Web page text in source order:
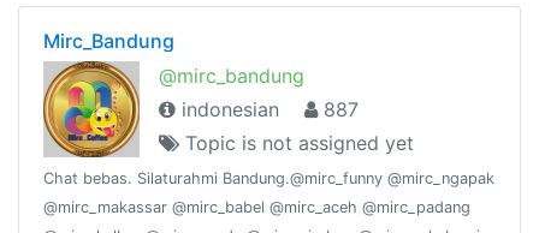
Mirc_Bandung
@mirc_bandung
indonesian
887
Topic is not assigned yet
Chat bebas. Silaturahmi Bandung.@mirc_funny @mirc_ngapak
@mirc_makassar @mirc_babel @mirc_aceh @mirc_padang